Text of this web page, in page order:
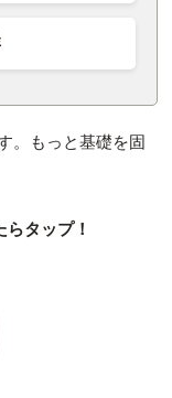
。もっと基礎を固
タップ！